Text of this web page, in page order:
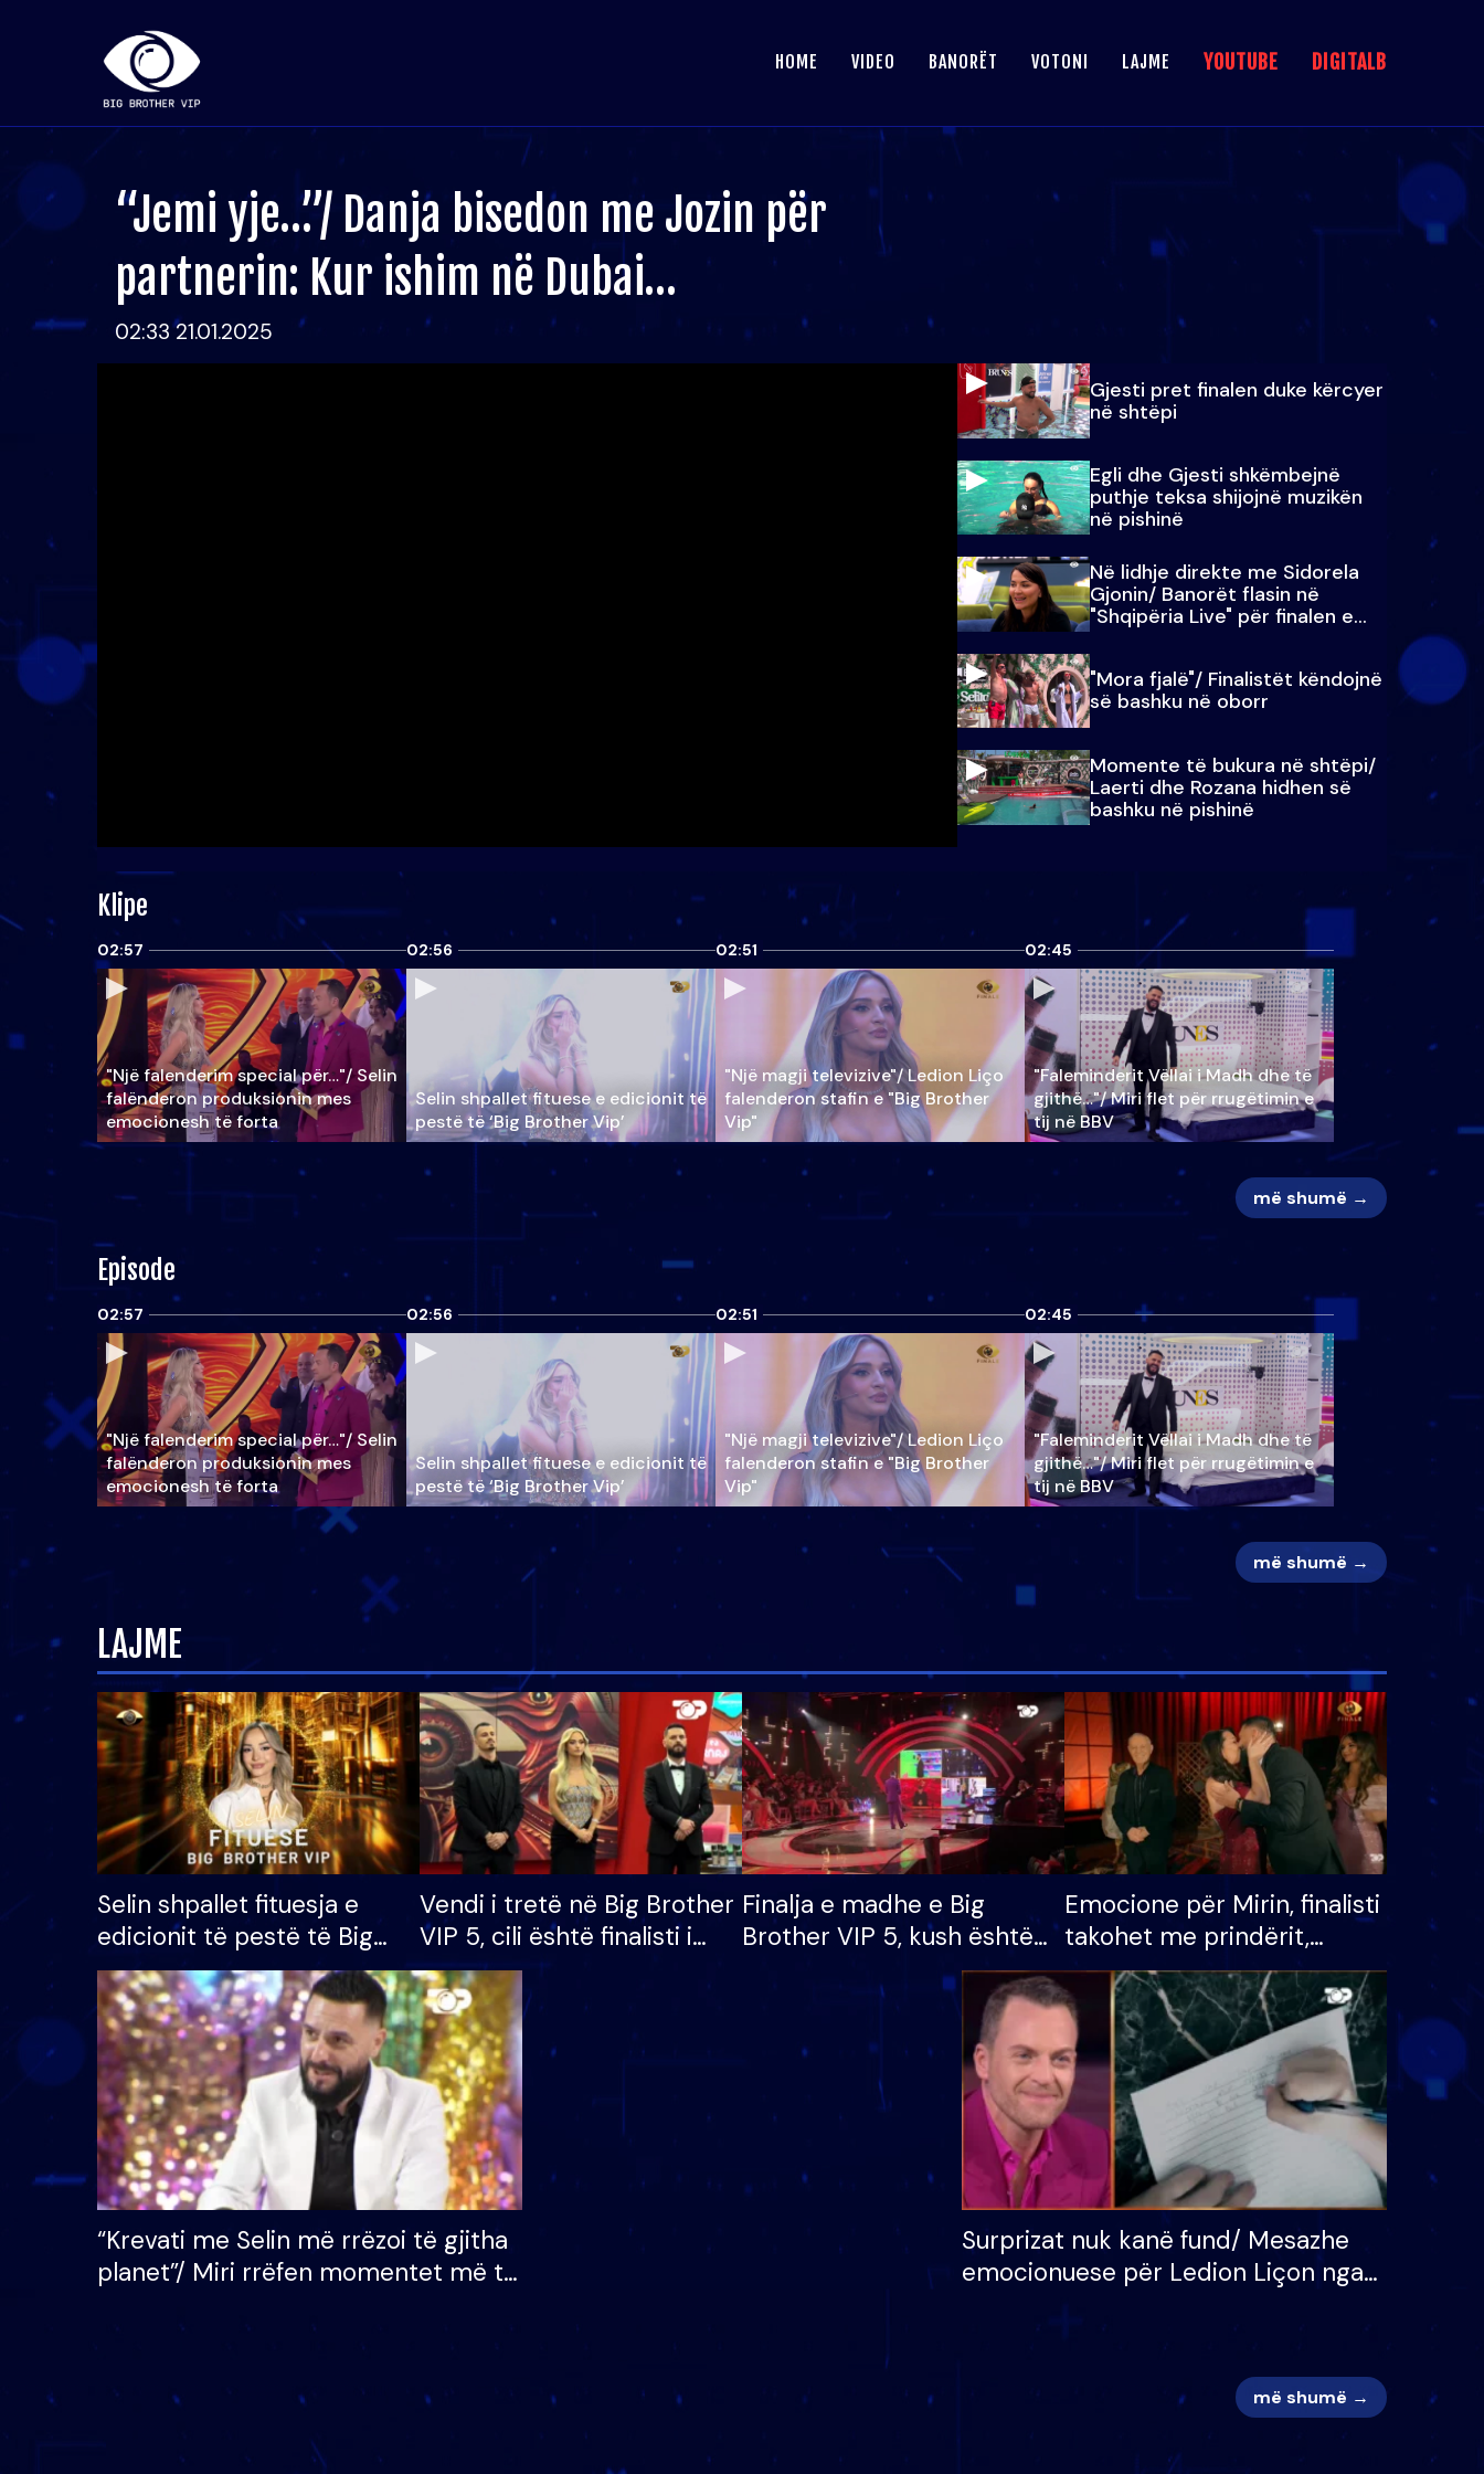
HOME VIDEO BANORËT VOTONI LAJME YOUTUBE DIGITALB
“Jemi yje…”/ Danja bisedon me Jozin për
partnerin: Kur ishim në Dubai…
02:33 21.01.2025
Gjesti pret finalen duke kërcyer
në shtëpi
Egli dhe Gjesti shkëmbejnë
puthje teksa shijojnë muzikën
në pishinë
Në lidhje direkte me Sidorela
Gjonin/ Banorët flasin në
"Shqipëria Live" për finalen e
madhe
"Mora fjalë"/ Finalistët këndojnë
së bashku në oborr
Momente të bukura në shtëpi/
Laerti dhe Rozana hidhen së
bashku në pishinë
Klipe
02:57
"Një falenderim special për…"/ Selin
falënderon produksionin mes
emocionesh të forta
02:56
Selin shpallet fituese e edicionit të
pestë të ‘Big Brother Vip’
02:51
"Një magji televizive"/ Ledion Liço
falenderon stafin e "Big Brother
Vip"
02:45
"Faleminderit Vëllai i Madh dhe të
gjithë…"/ Miri flet për rrugëtimin e
tij në BBV
më shumë →
Episode
02:57
"Një falenderim special për…"/ Selin
falënderon produksionin mes
emocionesh të forta
02:56
Selin shpallet fituese e edicionit të
pestë të ‘Big Brother Vip’
02:51
"Një magji televizive"/ Ledion Liço
falenderon stafin e "Big Brother
Vip"
02:45
"Faleminderit Vëllai i Madh dhe të
gjithë…"/ Miri flet për rrugëtimin e
tij në BBV
më shumë →
LAJME
Selin shpallet fituesja e
edicionit të pestë të Big
Brother VIP, rrëmben
çmimin e madh prej 100
mijë eurosh
Vendi i tretë në Big Brother
VIP 5, cili është finalisti i
radhës që lë shtëpinë
Finalja e madhe e Big
Brother VIP 5, kush është
banori i parë që lë shtëpinë
dhe humb mundësinë për
të fituar çmimin e madh
Emocione për Mirin, finalisti
takohet me prindërit,
vajzën dhe bashkëshorten:
S’kemi ndonjë letër divorci
apo jo?
“Krevati me Selin më rrëzoi të gjitha
planet”/ Miri rrëfen momentet më të
mungojë zilja e mëngjesit kur…
Surprizat nuk kanë fund/ Mesazhe
emocionuese për Ledion Liçon nga
më shumë →